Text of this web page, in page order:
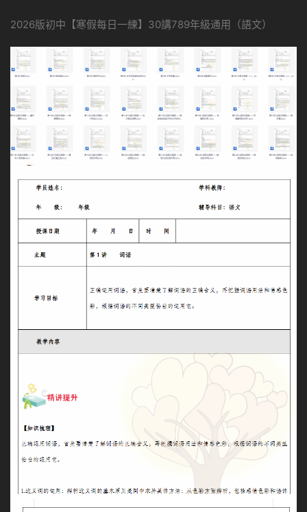
2026版初中【寒假每日一練】30講789年級通用（語文）